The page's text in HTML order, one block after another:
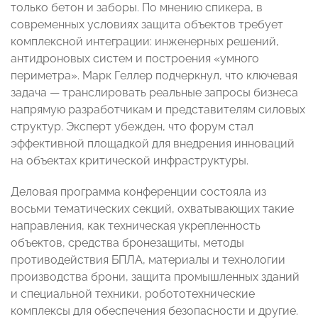
только бетон и заборы. По мнению спикера, в
современных условиях защита объектов требует
комплексной интеграции: инженерных решений,
антидроновых систем и построения «умного
периметра». Марк Геллер подчеркнул, что ключевая
задача — транслировать реальные запросы бизнеса
напрямую разработчикам и представителям силовых
структур. Эксперт убежден, что форум стал
эффективной площадкой для внедрения инноваций
на объектах критической инфраструктуры.
Деловая программа конференции состояла из
восьми тематических секций, охватывающих такие
направления, как техническая укрепленность
объектов, средства бронезащиты, методы
противодействия БПЛА, материалы и технологии
производства брони, защита промышленных зданий
и специальной техники, робототехнические
комплексы для обеспечения безопасности и другие.